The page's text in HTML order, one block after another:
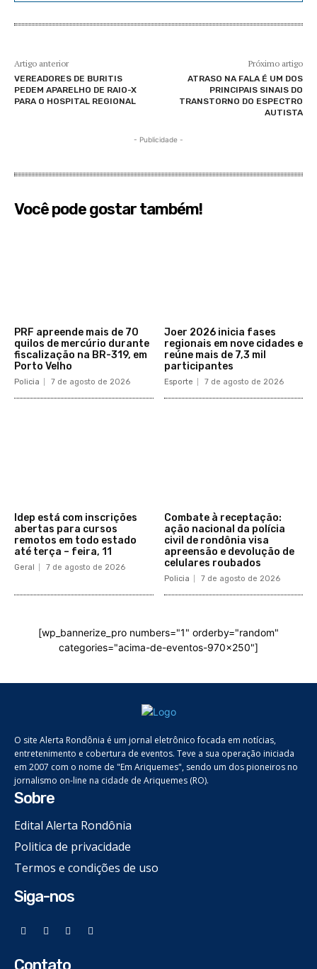
Artigo anterior
VEREADORES DE BURITIS
PEDEM APARELHO DE RAIO-X
PARA O HOSPITAL REGIONAL
Próximo artigo
ATRASO NA FALA É UM DOS
PRINCIPAIS SINAIS DO
TRANSTORNO DO ESPECTRO
AUTISTA
- Publicidade -
Você pode gostar também!
PRF apreende mais de 70
quilos de mercúrio durante
fiscalização na BR-319, em
Porto Velho
Policia 7 de agosto de 2026
Joer 2026 inicia fases
regionais em nove cidades e
reúne mais de 7,3 mil
participantes
Esporte 7 de agosto de 2026
Idep está com inscrições
abertas para cursos
remotos em todo estado
até terça – feira, 11
Geral 7 de agosto de 2026
Combate à receptação:
ação nacional da polícia
civil de rondônia visa
apreensão e devolução de
celulares roubados
Policia 7 de agosto de 2026
[wp_bannerize_pro numbers="1" orderby="random"
categories="acima-de-eventos-970x250"]
O site Alerta Rondônia é um jornal eletrônico focada em notícias,
entretenimento e cobertura de eventos. Teve a sua operação iniciada
em 2007 com o nome de "Em Ariquemes", sendo um dos pioneiros no
jornalismo on-line na cidade de Ariquemes (RO).
Sobre
Edital Alerta Rondônia
Politica de privacidade
Termos e condições de uso
Siga-nos